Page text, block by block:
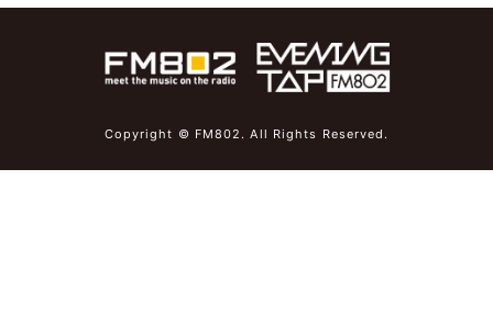
Copyright © FM802. All Rights Reserved.